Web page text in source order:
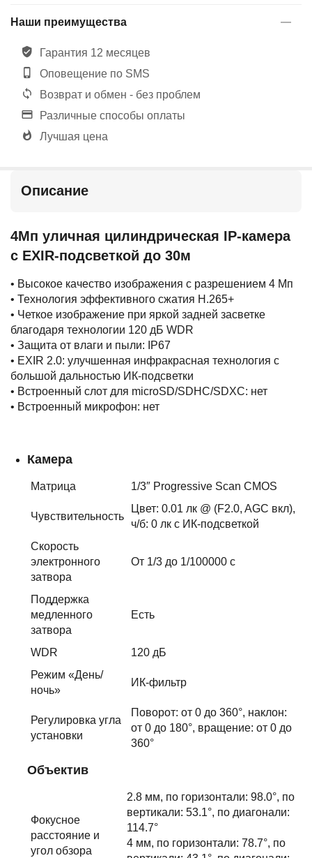
Наши преимущества
Гарантия 12 месяцев
Оповещение по SMS
Возврат и обмен - без проблем
Различные способы оплаты
Лучшая цена
Описание
4Мп уличная цилиндрическая IP-камера
с EXIR-подсветкой до 30м
• Высокое качество изображения с разрешением 4 Мп
• Технология эффективного сжатия H.265+
• Четкое изображение при яркой задней засветке
благодаря технологии 120 дБ WDR
• Защита от влаги и пыли: IP67
• EXIR 2.0: улучшенная инфракрасная технология с
большой дальностью ИК-подсветки
• Встроенный слот для microSD/SDHC/SDXC: нет
• Встроенный микрофон: нет
Камера
Матрица 1/3″ Progressive Scan CMOS
Чувствительность
Цвет: 0.01 лк @ (F2.0, AGC вкл),
ч/б: 0 лк с ИК-подсветкой
Скорость
электронного
затвора
От 1/3 до 1/100000 с
Поддержка
медленного
затвора
Есть
WDR
120 дБ
Режим «День/
ночь»
ИК-фильтр
Регулировка угла
установки
Поворот: от 0 до 360°, наклон:
от 0 до 180°, вращение: от 0 до
360°
Объектив
Фокусное
расстояние и
угол обзора
2.8 мм, по горизонтали: 98.0°, по
вертикали: 53.1°, по диагонали:
114.7°
4 мм, по горизонтали: 78.7°, по